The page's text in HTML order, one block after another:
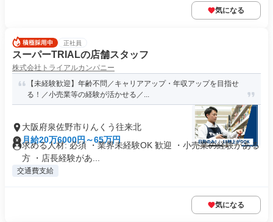
気になる
正社員
スーパーTRIALの店舗スタッフ
株式会社トライアルカンパニー
【未経験歓迎】年齢不問／キャリアアップ・年収アップを目指せ
る！／小売業等の経験が活かせる／...
大阪府泉佐野市りんくう往来北
月給20万6000円～65万円
求める人材: 必須 ・業界未経験OK 歓迎 ・小売業の経験がある
方 ・店長経験があ...
交通費支給
気になる